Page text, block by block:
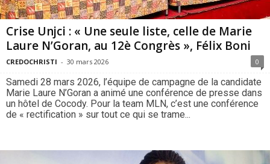
Crise Unjci : « Une seule liste, celle de Marie
Laure N’Goran, au 12è Congrès », Félix Boni
CREDOCHRISTI - 30 mars 2026 0
Samedi 28 mars 2026, l’équipe de campagne de la candidate
Marie Laure N’Goran a animé une conférence de presse dans
un hôtel de Cocody. Pour la team MLN, c’est une conférence
de « rectification » sur tout ce qui se trame...